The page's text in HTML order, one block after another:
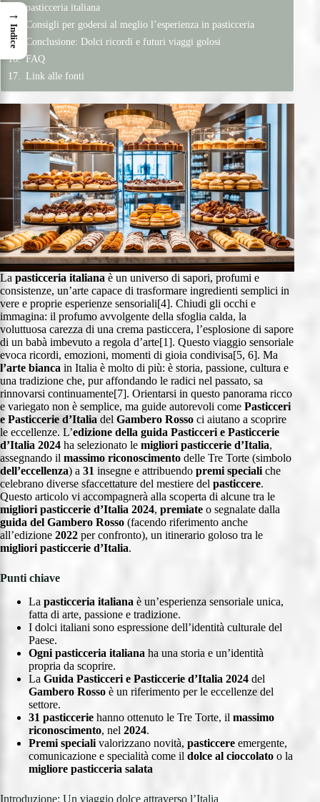
pasticceria italiana
Consigli per godersi al meglio l’esperienza in pasticceria
Conclusione: Dolci ricordi e futuri viaggi golosi
FAQ
Link alle fonti
La pasticceria italiana è un universo di sapori, profumi e
consistenze, un’arte capace di trasformare ingredienti semplici in
vere e proprie esperienze sensoriali[4]. Chiudi gli occhi e
immagina: il profumo avvolgente della sfoglia calda, la
voluttuosa carezza di una crema pasticcera, l’esplosione di sapore
di un babà imbevuto a regola d’arte[1]. Questo viaggio sensoriale
evoca ricordi, emozioni, momenti di gioia condivisa[5, 6]. Ma
l’arte bianca in Italia è molto di più: è storia, passione, cultura e
una tradizione che, pur affondando le radici nel passato, sa
rinnovarsi continuamente[7]. Orientarsi in questo panorama ricco
e variegato non è semplice, ma guide autorevoli come Pasticceri
e Pasticcerie d’Italia del Gambero Rosso ci aiutano a scoprire
le eccellenze. L’edizione della guida Pasticceri e Pasticcerie
d’Italia 2024 ha selezionato le migliori pasticcerie d’Italia,
assegnando il massimo riconoscimento delle Tre Torte (simbolo
dell’eccellenza) a 31 insegne e attribuendo premi specialiche
celebrano diverse sfaccettature del mestiere del pasticcere.
Questo articolo vi accompagnerà alla scoperta di alcune tra le
migliori pasticcerie d’Italia 2024, premiate o segnalate dalla
guida del Gambero Rosso (facendo riferimento anche
all’edizione 2022 per confronto), un itinerario goloso tra le
migliori pasticcerie d’Italia.
Punti chiave
La pasticceria italiana è un’esperienza sensoriale unica,
fatta di arte, passione e tradizione.
I dolci italiani sono espressione dell’identità culturale del
Paese.
Ogni pasticceria italiana ha una storia e un’identità
propria da scoprire.
La Guida Pasticceri e Pasticcerie d’Italia 2024 del
Gambero Rosso è un riferimento per le eccellenze del
settore.
31 pasticcerie hanno ottenuto le Tre Torte, il massimo
riconoscimento, nel 2024.
Premi speciali valorizzano novità, pasticcere emergente,
comunicazione e specialità come il dolce al cioccolato o la
migliore pasticceria salata
Introduzione: Un viaggio dolce attraverso l’Italia
→
Indice